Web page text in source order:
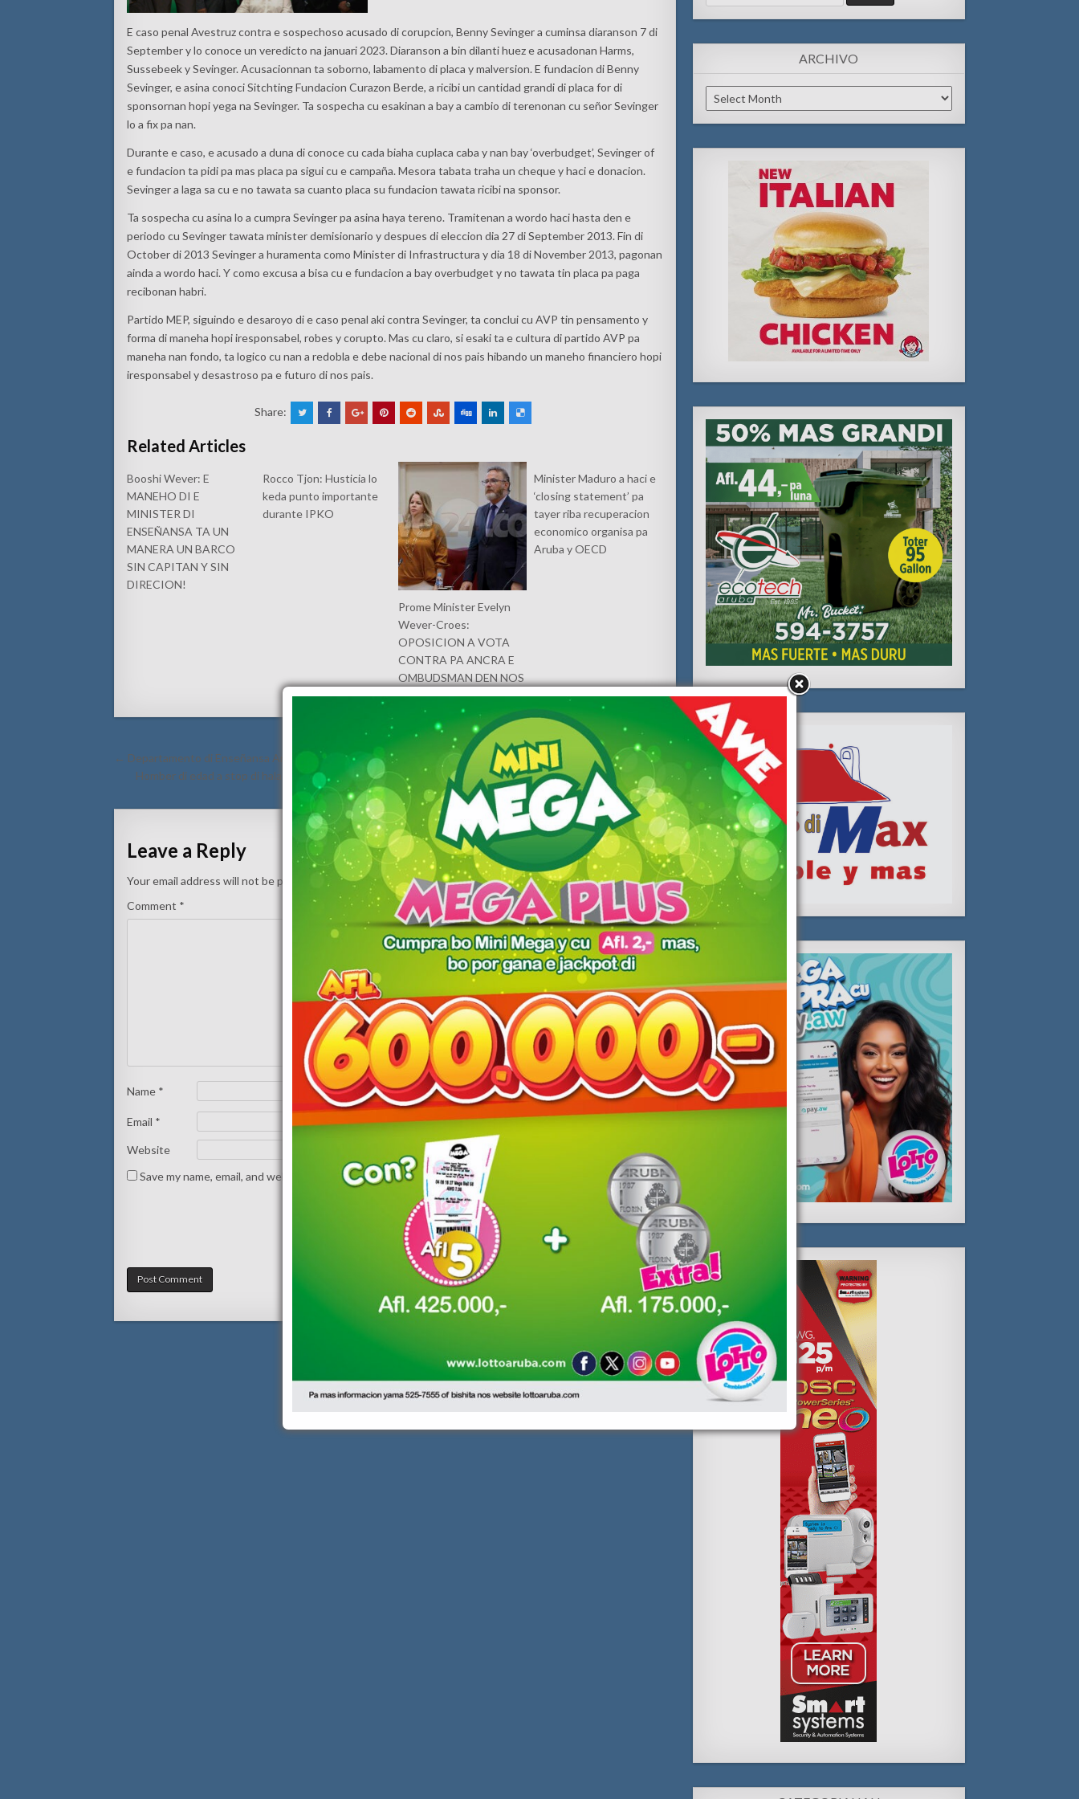
E caso penal Avestruz contra e sospechoso acusado di corupcion, Benny Sevinger a cuminsa diaranson 7 di
September y lo conoce un veredicto na januari 2023. Diaranson a bin dilanti huez e acusadonan Harms,
Sussebeek y Sevinger. Acusacionnan ta soborno, labamento di placa y malversion. E fundacion di Benny
Sevinger, e asina conociSitchting Fundacion Curazon Berde, a ricibi un cantidad grandi di placa for di
sponsornan hopi yega na Sevinger. Ta sospecha cu esakinan a bay a cambio di terenonan cu señor Sevinger
lo a fix pa nan.
Durante e caso, eacusado a duna di conoce cu cada biaha cuplaca caba y nan bay ‘overbudget’, Sevinger of
e fundacion ta pidipa mas placa pa sigui cu e campaña. Mesora tabata traha un cheque y haci e donacion.
Sevinger a laga sa cu e no tawata sa cuanto placa su fundacion tawata ricibi na sponsor.
Ta sospecha cu asina lo a cumpra Sevinger pa asina haya tereno. Tramitenan a wordo haci hasta den e
periodo cu Sevinger tawata minister demisionario y despues di eleccion dia 27 di September 2013. Fin di
October di 2013 Sevinger a huramenta como Minister di Infrastructura y dia 18 di November 2013, pagonan
ainda a wordo haci. Y como excusa a bisa cu e fundacion a bay overbudget y no tawata tin placa pa paga
recibonan habri.
Partido MEP, siguindo e desaroyo di e caso penal aki contra Sevinger, ta conclui cu AVP tin pensamento y
forma di maneha hopi iresponsabel, robes y corupto. Mas cu claro, si esaki ta e cultura di partido AVP pa
maneha nan fondo, ta logico cu nan a redobla e debe nacional di nos pais hibando un maneho financiero hopi
iresponsabel y desastroso pa e futuro di nos pais.
Share:
Related Articles
Booshi Wever: E
MANEHO DI E
MINISTER DI
ENSEÑANSA TA UN
MANERA UN BARCO
SIN CAPITAN Y SIN
DIRECION!
Rocco Tjon: Husticia lo
keda punto importante
durante IPKO
Prome Minister Evelyn
Wever-Croes:
OPOSICION A VOTA
CONTRA PA ANCRA E
OMBUDSMAN DEN NOS
CONSTITUCION
Minister Maduro a haci e
‘closing statement’ pa
tayer riba recuperacion
economico organisa pa
Aruba y OECD
Post
navigation
← Departamento di Enseñansa Aruba su seccion Arubalening lo ta cera pa publico
Homber di edad a stop di hala rosea y no tabata tin pulso, pero cu esfuerso personal di ambulans a rescate →
Leave a Reply
Your email address will not be published. Required fields are marked*
Comment *
Name *
Email *
Website
Save my name, email, and website in this browser for the next time I comment.
for:
ARCHIVO
Archivo